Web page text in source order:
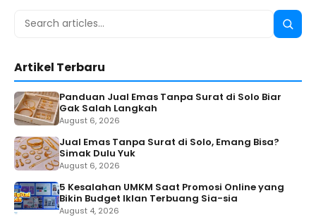
Search
Search
Artikel Terbaru
Panduan Jual Emas Tanpa Surat di Solo Biar
Gak Salah Langkah
August 6, 2026
Jual Emas Tanpa Surat di Solo, Emang Bisa?
Simak Dulu Yuk
August 6, 2026
5 Kesalahan UMKM Saat Promosi Online yang
Bikin Budget Iklan Terbuang Sia-sia
August 4, 2026